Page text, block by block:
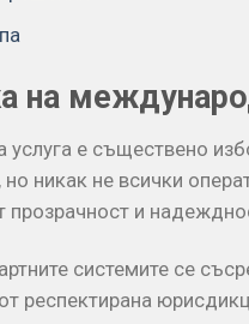
на
е съществено
никак не всички
прозрачност и
системите се
респектирана